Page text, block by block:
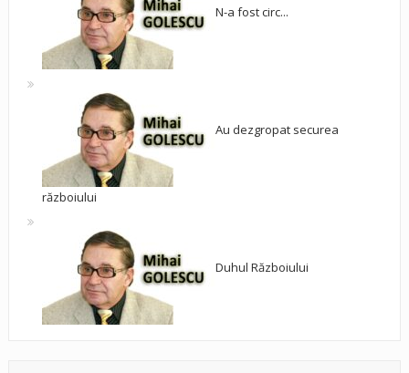
N-a fost circ...
Au dezgropat securea
războiului
Duhul Războiului